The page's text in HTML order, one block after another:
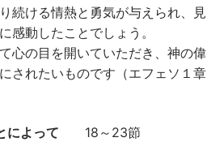
続ける情熱と勇気が与えられ、見
感動したことでしょう。
心の目を開いていただき、神の偉
されたいものです（エフェソ１章
によって 18～23節